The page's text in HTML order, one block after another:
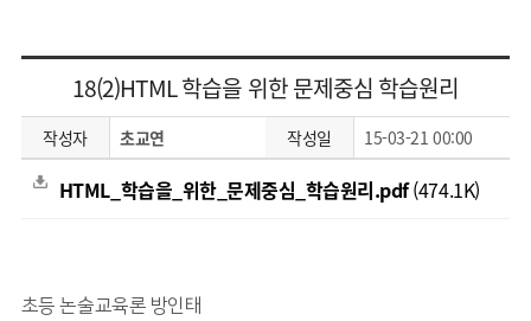
18(2)HTML 학습을 위한 문제중심 학습원리
작성자 초교연 작성일 15-03-21 00:00
HTML_학습을_위한_문제중심_학습원리.pdf(474.1K)
초등 논술교육론 방인태